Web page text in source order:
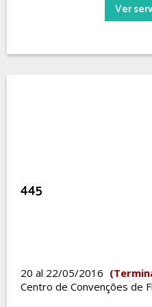
Ver
445
20 al 22/05/2016
Centro de Convenções de